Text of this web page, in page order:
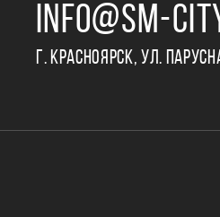
INFO@SM-
Г. КРАСНОЯРСК, УЛ.